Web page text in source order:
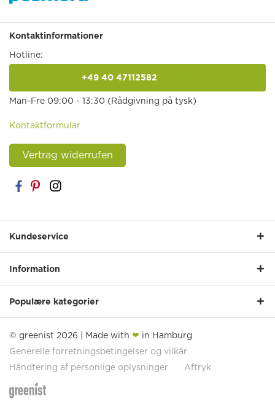
Kontaktinformationer
Hotline:
+49 40 47112582
Man-Fre 09:00 - 13:30 (Rådgivning på tysk)
Kontaktformular
Vertrag widerrufen
Kundeservice
Information
Populære kategorier
© greenist 2026 | Made with ❤ in Hamburg
Generelle forretningsbetingelser og vilkår
Håndtering af personlige oplysninger
Aftryk